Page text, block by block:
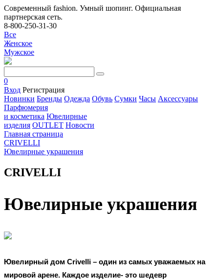
Современный fashion. Умный шопинг. Официальная
партнерская сеть.
8-800-250-31-30
Все
Женское
Мужское
0
Вход Регистрация
Новинки Бренды Одежда Обувь Сумки Часы Аксессуары
Парфюмерия
и косметика Ювелирные
изделия OUTLET Новости
Главная страница
CRIVELLI
Ювелирные украшения
CRIVELLI
Ювелирные украшения
Ювелирный дом Crivelli – один из самых уважаемых на
мировой арене. Каждое изделие- это шедевр